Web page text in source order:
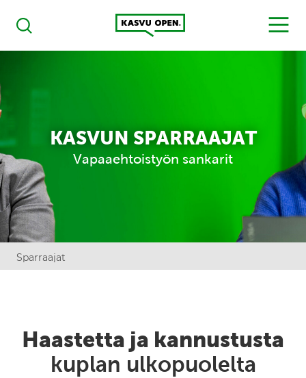
Haku
Kasvu Open
MENU
KASVUN SPARRAAJAT
Vapaaehtoistyön sankarit
Sparraajat
Haastetta ja kannustusta
kuplan ulkopuolelta